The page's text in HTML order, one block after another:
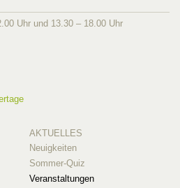
Uhr und 13.30 – 18.00 Uhr
AKTUELLES
Neuigkeiten
Sommer-Quiz
Veranstaltungen